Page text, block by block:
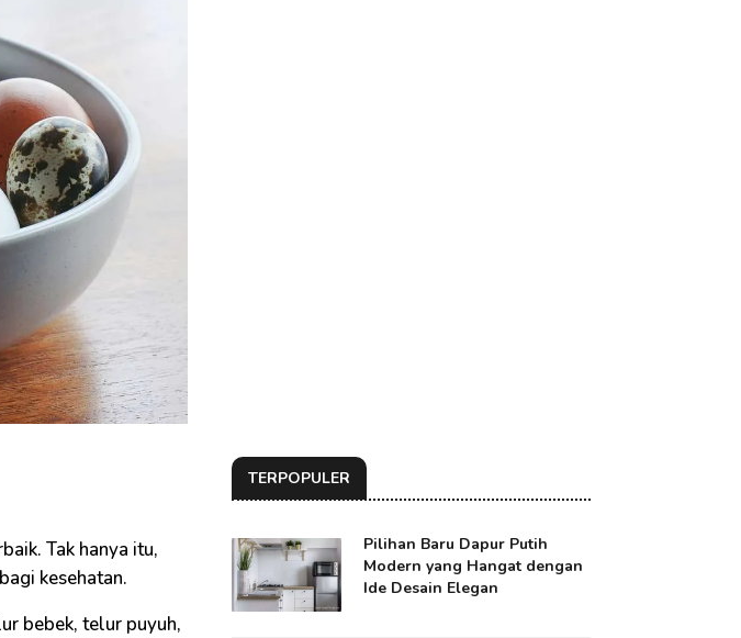
Tak hanya itu,
kesehatan.
bebek, telur puyuh,
TERPOPULER
Pilihan Baru Dapur Putih
Modern yang Hangat dengan
Ide Desain Elegan